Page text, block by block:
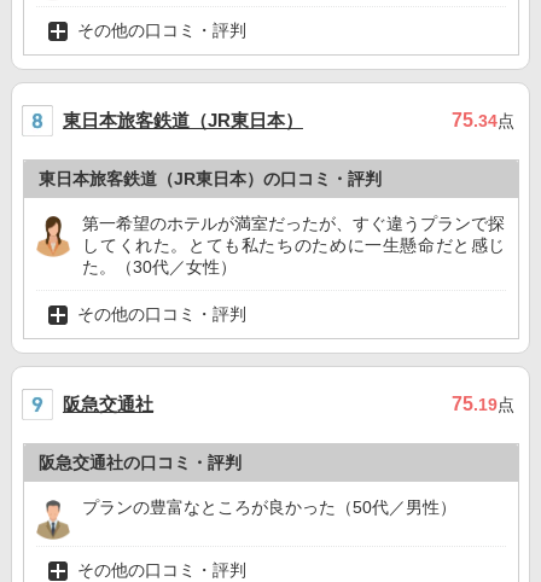
その他の口コミ・評判
東日本旅客鉄道（JR東日本） 75.34点
東日本旅客鉄道（JR東日本）の口コミ・評判
第一希望のホテルが満室だったが、すぐ違うプランで探
してくれた。とても私たちのために一生懸命だと感じ
た。（30代／女性）
その他の口コミ・評判
阪急交通社 75.19点
阪急交通社の口コミ・評判
プランの豊富なところが良かった（50代／男性）
その他の口コミ・評判